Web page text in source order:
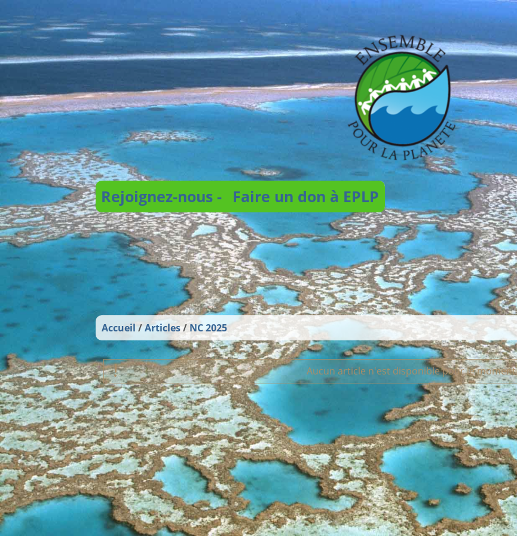
Rejoignez-nous - Faire un don à EPLP
Recherche
Accueil Articles NC 2025
Aucun article n'est disponible pour le moment